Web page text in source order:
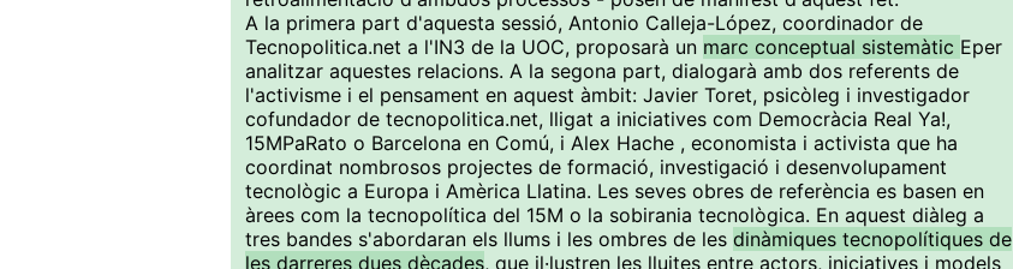
A la primera part d'aquesta sessió, Antonio Calleja-López, coordinador de
Tecnopolitica.net a l'IN3 de la UOC, proposarà un marc conceptual sistemàtic Eper
analitzar aquestes relacions. A la segona part, dialogarà amb dos referents de
l'activisme i el pensament en aquest àmbit: Javier Toret, psicòleg i investigador
cofundador de tecnopolitica.net, lligat a iniciatives com Democràcia Real Ya!,
15MPaRato o Barcelona en Comú, i Alex Hache , economista i activista que ha
coordinat nombrosos projectes de formació, investigació i desenvolupament
tecnològic a Europa i Amèrica Llatina. Les seves obres de referència es basen en
àrees com la tecnopolítica del 15M o la sobirania tecnològica. En aquest diàleg a
tres bandes s'abordaran els llums i les ombres de les dinàmiques tecnopolítiques de
les darreres dues dècades, que il·lustren les lluites entre actors, iniciatives i models